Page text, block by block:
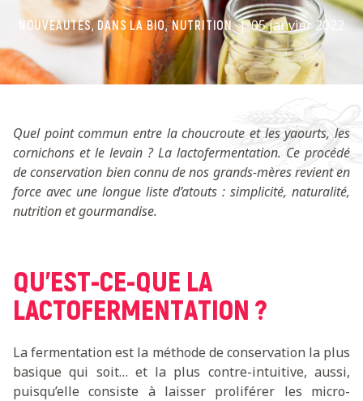
NOUVEAUTÉS, DANS LA BIO, NUTRITION 05 janvier 2022
Quel point commun entre la choucroute et les yaourts, les
cornichons et le levain ? La lactofermentation. Ce procédé
de conservation bien connu de nos grands-mères revient en
force avec une longue liste d’atouts : simplicité, naturalité,
nutrition et gourmandise.
QU’EST-CE-QUE LA
LACTOFERMENTATION ?
La fermentation est la méthode de conservation la plus
basique qui soit… et la plus contre-intuitive, aussi,
puisqu’elle consiste à laisser proliférer les micro-